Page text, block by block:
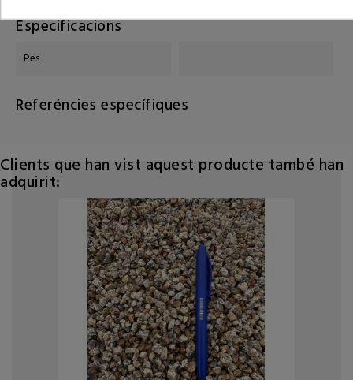
Especificacions
Pes
Referéncies específiques
Clients que han vist aquest producte també han
adquirit: